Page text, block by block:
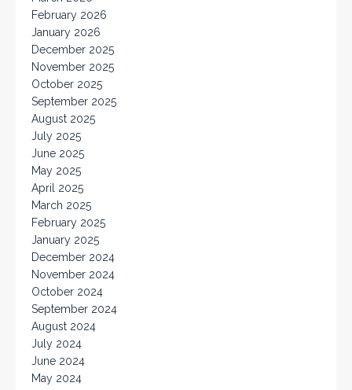
February 2026
January 2026
December 2025
November 2025
October 2025
September 2025
August 2025
July 2025
June 2025
May 2025
April 2025
March 2025
February 2025
January 2025
December 2024
November 2024
October 2024
September 2024
August 2024
July 2024
June 2024
May 2024